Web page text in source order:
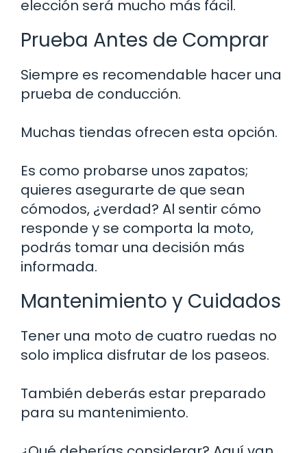
elección será mucho más fácil.
Prueba Antes de Comprar
Siempre es recomendable hacer una
prueba de conducción.
Muchas tiendas ofrecen esta opción.
Es como probarse unos zapatos;
quieres asegurarte de que sean
cómodos, ¿verdad? Al sentir cómo
responde y se comporta la moto,
podrás tomar una decisión más
informada.
Mantenimiento y Cuidados
Tener una moto de cuatro ruedas no
solo implica disfrutar de los paseos.
También deberás estar preparado
para su mantenimiento.